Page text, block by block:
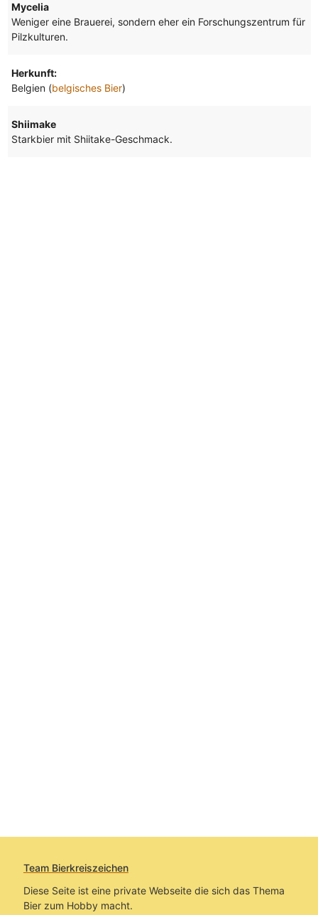
Mycelia
Weniger eine Brauerei, sondern eher ein Forschungszentrum für
Pilzkulturen.
Herkunft:
Belgien (belgisches Bier)
Shiimake
Starkbier mit Shiitake-Geschmack.
Team Bierkreiszeichen
Diese Seite ist eine private Webseite die sich das Thema
Bier zum Hobby macht.